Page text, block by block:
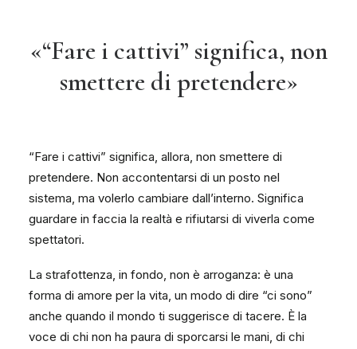
«“Fare i cattivi” significa, non
smettere di pretendere»
“Fare i cattivi” significa, allora, non smettere di
pretendere. Non accontentarsi di un posto nel
sistema, ma volerlo cambiare dall’interno. Significa
guardare in faccia la realtà e rifiutarsi di viverla come
spettatori.
La strafottenza, in fondo, non è arroganza: è una
forma di amore per la vita, un modo di dire “ci sono”
anche quando il mondo ti suggerisce di tacere. È la
voce di chi non ha paura di sporcarsi le mani, di chi